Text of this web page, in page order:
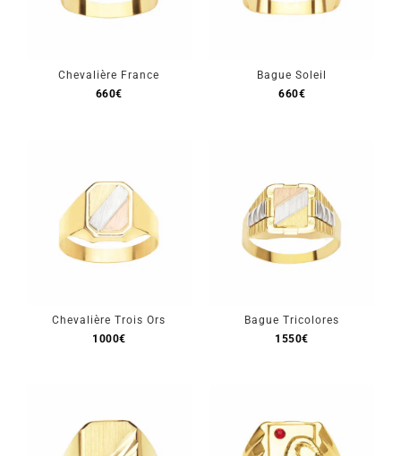
Chevalière France
660€
Bague Soleil
660€
Chevalière Trois Ors
1000€
Bague Tricolores
1550€